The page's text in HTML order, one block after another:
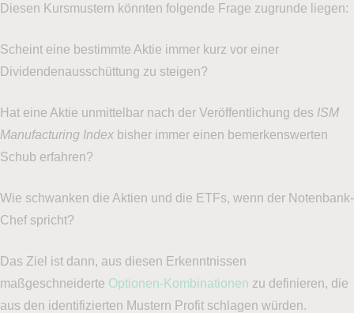
Diesen Kursmustern könnten folgende Frage zugrunde liegen:
Scheint eine bestimmte Aktie immer kurz vor einer
Dividendenausschüttung zu steigen?
Hat eine Aktie unmittelbar nach der Veröffentlichung des ISM
Manufacturing Index bisher immer einen bemerkenswerten
Schub erfahren?
Wie schwanken die Aktien und die ETFs, wenn der Notenbank-
Chef spricht?
Das Ziel ist dann, aus diesen Erkenntnissen
maßgeschneiderte Optionen-Kombinationen zu definieren, die
aus den identifizierten Mustern Profit schlagen würden.